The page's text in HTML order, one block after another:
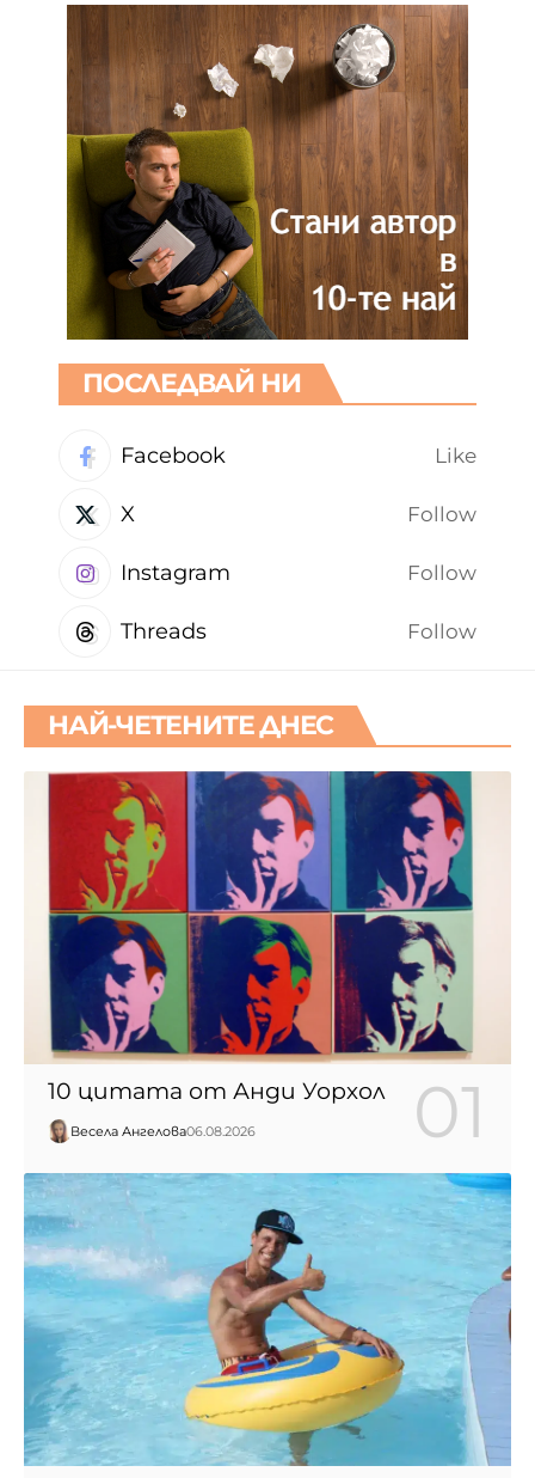
ПОСЛЕДВАЙ НИ
Facebook Like
X Follow
Instagram Follow
Threads Follow
НАЙ-ЧЕТЕНИТЕ ДНЕС
10 цитата от Анди Уорхол
Весела Ангелова06.08.2026